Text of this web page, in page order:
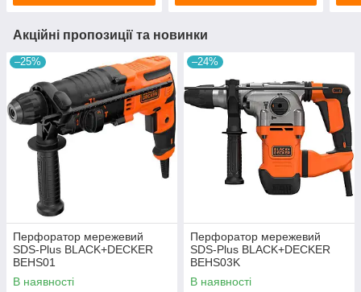
Акційні пропозиції та новинки
–25%
Перфоратор мережевий
SDS-Plus BLACK+DECKER
BEHS01
В наявності
–24%
Перфоратор мережевий
SDS-Plus BLACK+DECKER
BEHS03K
В наявності